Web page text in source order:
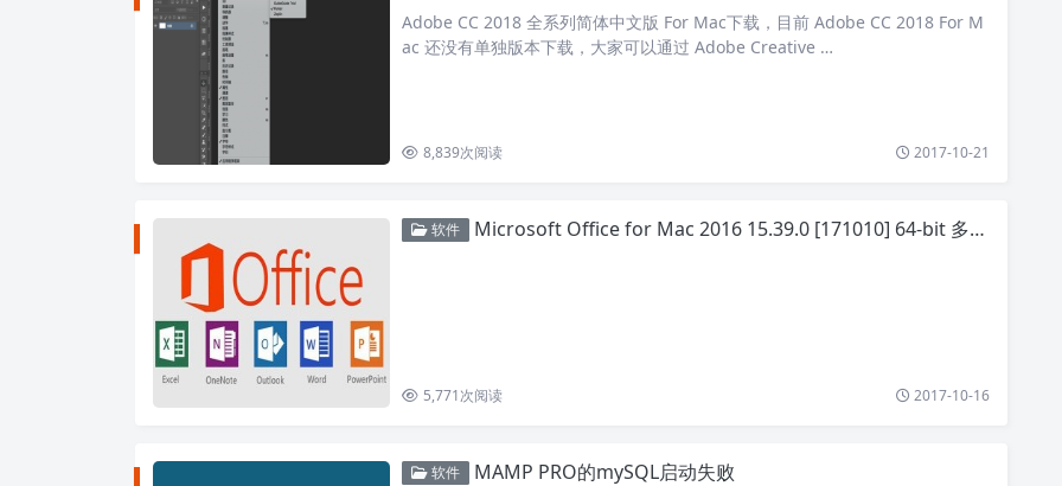
Adobe CC 2018 全系列简体中文版 For Mac下载，目前 Adobe CC 2018 For M
ac 还没有单独版本下载，大家可以通过 Adobe Creative …
8,839次阅读 2017-10-21
软件 Microsoft Office for Mac 2016 15.39.0 [171010] 64-bit 多国语言大客户版
5,771次阅读 2017-10-16
软件 MAMP PRO的mySQL启动失败